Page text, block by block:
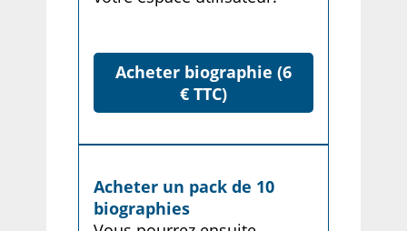
Acheter biographie (6
€ TTC)
Acheter un pack de 10
biographies